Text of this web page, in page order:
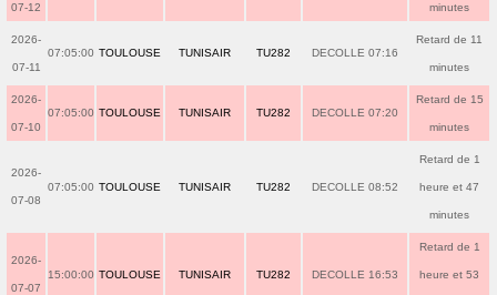
07-12 minutes
2026-
07-11
07:05:00 TOULOUSE TUNISAIR TU282 DECOLLE 07:16
Retard de 11
minutes
2026-
07-10
07:05:00 TOULOUSE TUNISAIR TU282 DECOLLE 07:20
Retard de 15
minutes
2026-
07-08
07:05:00 TOULOUSE TUNISAIR TU282 DECOLLE 08:52
Retard de 1
heure et 47
minutes
2026-
07-07
15:00:00 TOULOUSE TUNISAIR TU282 DECOLLE 16:53
Retard de 1
heure et 53